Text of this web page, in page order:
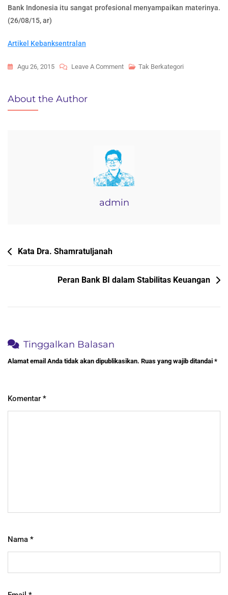
Bank Indonesia itu sangat profesional menyampaikan materinya.
(26/08/15, ar)
Artikel Kebanksentralan
Agu 26, 2015 Leave A CommentOn
Bojong
Tak Berkategori
About the Author
admin
Navigasi
Kata Dra. Shamratuljanah
Peran Bank BI dalam Stabilitas Keuangan
Tinggalkan Balasan
Alamat email Anda tidak akan dipublikasikan. Ruas yang wajib ditandai *
Komentar *
Nama *